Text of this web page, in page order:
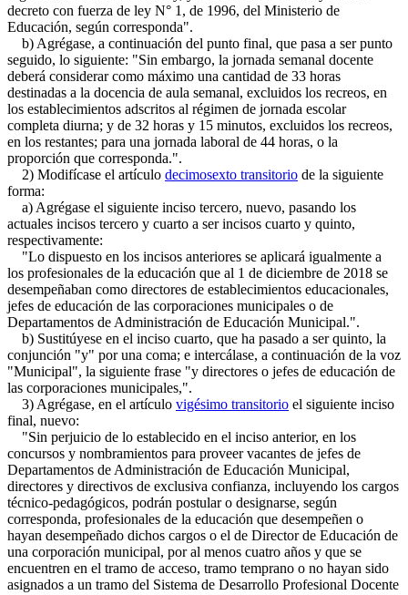
decreto con fuerza de ley N° 1, de 1996, del Ministerio de
Educación, según corresponda".
b) Agrégase, a continuación del punto final, que pasa a ser punto
seguido, lo siguiente: "Sin embargo, la jornada semanal docente
deberá considerar como máximo una cantidad de 33 horas
destinadas a la docencia de aula semanal, excluidos los recreos, en
los establecimientos adscritos al régimen de jornada escolar
completa diurna; y de 32 horas y 15 minutos, excluidos los recreos,
en los restantes; para una jornada laboral de 44 horas, o la
proporción que corresponda.".
2) Modifícase el artículo decimosexto transitorio de la siguiente
forma:
a) Agrégase el siguiente inciso tercero, nuevo, pasando los
actuales incisos tercero y cuarto a ser incisos cuarto y quinto,
respectivamente:
"Lo dispuesto en los incisos anteriores se aplicará igualmente a
los profesionales de la educación que al 1 de diciembre de 2018 se
desempeñaban como directores de establecimientos educacionales,
jefes de educación de las corporaciones municipales o de
Departamentos de Administración de Educación Municipal.".
b) Sustitúyese en el inciso cuarto, que ha pasado a ser quinto, la
conjunción "y" por una coma; e intercálase, a continuación de la voz
"Municipal", la siguiente frase "y directores o jefes de educación de
las corporaciones municipales,".
3) Agrégase, en el artículo vigésimo transitorio el siguiente inciso
final, nuevo:
"Sin perjuicio de lo establecido en el inciso anterior, en los
concursos y nombramientos para proveer vacantes de jefes de
Departamentos de Administración de Educación Municipal,
directores y directivos de exclusiva confianza, incluyendo los cargos
técnico-pedagógicos, podrán postular o designarse, según
corresponda, profesionales de la educación que desempeñen o
hayan desempeñado dichos cargos o el de Director de Educación de
una corporación municipal, por al menos cuatro años y que se
encuentren en el tramo de acceso, tramo temprano o no hayan sido
asignados a un tramo del Sistema de Desarrollo Profesional Docente